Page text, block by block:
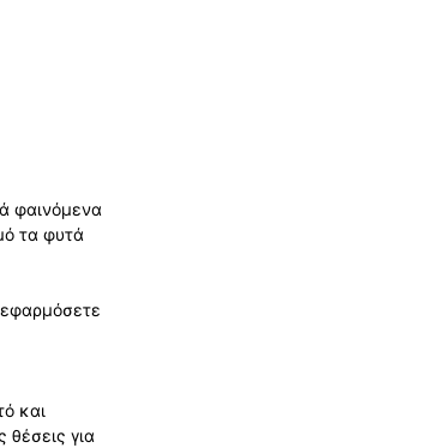
φαινόμενα
τα φυτά
εφαρμόσετε
και
θέσεις για